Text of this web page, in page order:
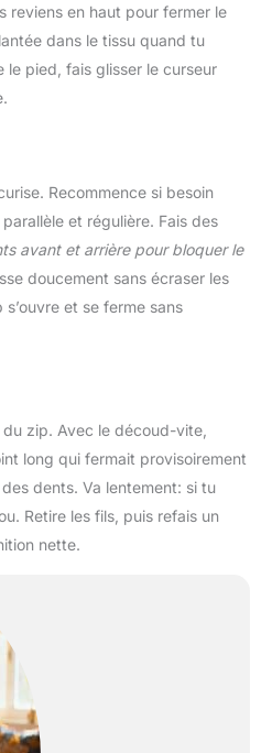
cm peut facilement
repasser de grands
types de vêtements, et la
planche à repasser est
respirante et 100 %
coton. Ce matériau est
perméable à la vapeur, lui
répartir et retenir la
chaleur. La housse avec
résistante à l'abrasion
est lavable et amovible
pour plus de durabilité et
de propreté.
verrouillée, elle peut
empêcher la planche à
repasser de se plier ou
l'utilisation et le
très appropriée. pour les
familles avec enfants.
5.Panneau de repassage
spacieux et respirant : la
types de vêtements, et la
planche à repasser est
équipée d'un treillis en
fer métallique, d'une
respirante et 100 %
répartir et retenir la
empêche le froissement
et la housse 100 % coton
reviens en haut pour fermer le
dans le tissu quand tu
le pied, fais glisser le curseur
Recommence si besoin
et régulière. Fais des
avant et arrière pour bloquer le
doucement sans écraser les
et se ferme sans
zip. Avec le découd-vite,
long qui fermait provisoirement
dents. Va lentement: si tu
Retire les fils, puis refais un
nette.